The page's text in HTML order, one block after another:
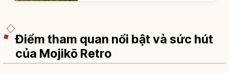
Điểm tham quan nổi bật và sức hút
của Mojikō Retro